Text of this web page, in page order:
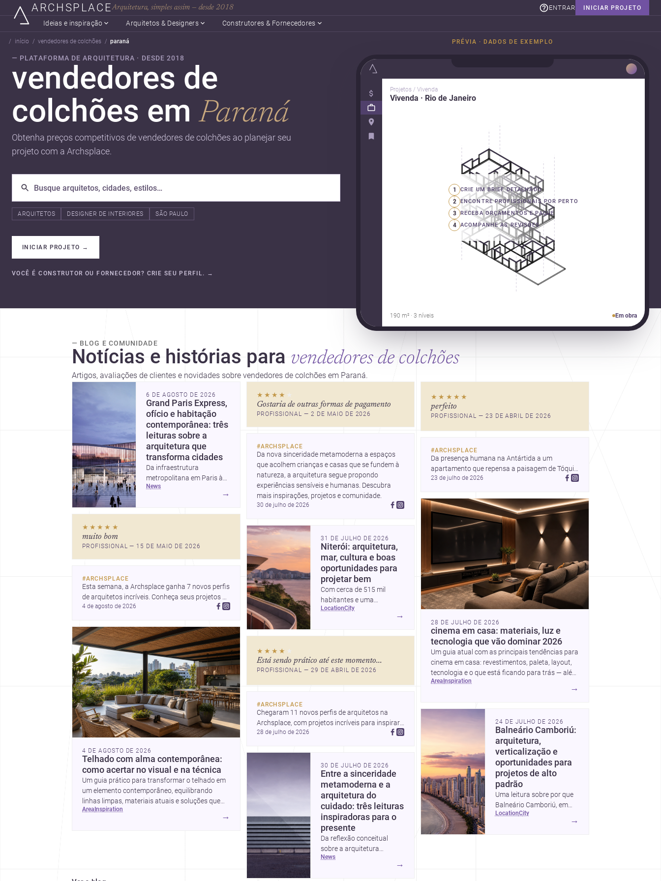
ARCHSPLACEArquitetura, simples assim — desde 2018 INICIAR PROJETO
ENTRAR
Ideias e inspiração Arquitetos & Designers Construtores & Fornecedores
início vendedores de colchões paraná
— PLATAFORMA DE ARQUITETURA · DESDE 2018
vendedores de
colchões emParaná
Obtenha preços competitivos de vendedores de colchões ao planejar seu
projeto com a Archsplace.
ARQUITETOS DESIGNER DE INTERIORES SÃO PAULO
INICIAR PROJETO →
VOCÊ É CONSTRUTOR OU FORNECEDOR? CRIE SEU PERFIL. →
PRÉVIA · DADOS DE EXEMPLO
Projetos / Vivenda
Vivenda · Rio de Janeiro
1 CRIE UM BRIEF DETALHADO
2 ENCONTRE PROFISSIONAIS POR PERTO
3 RECEBA ORÇAMENTOS E PAGUE
4 ACOMPANHE AS REVISÕES
190 m² · 3 níveis Em obra
— BLOG E COMUNIDADE
Notícias e histórias para vendedores de colchões
Artigos, avaliações de clientes e novidades sobre vendedores de colchões em Paraná.
6 DE AGOSTO DE 2026
Grand Paris Express,
ofício e habitação
contemporânea: três
leituras sobre a
arquitetura que
transforma cidades
Da infraestrutura
metropolitana em Paris à
valorização do fazer
artesanal e à casa elevada
experiência doméstica. Um
panorama inspirador para
projeto com sensibilidade e
inovação.
news
→
★★★★★
muito bom
PROFISSIONAL — 15 DE MAIO DE 2026
#ARCHSPLACE
Esta semana, a Archsplace ganha 7 novos perfis
de arquitetos incríveis. Conheça seus projetos
recentes, inspire-se com seus trabalhos e
ideias em espaços.
4 de agosto de 2026
4 DE AGOSTO DE 2026
Telhado com alma contemporânea:
como acertar no visual e na técnica
Um guia prático para transformar o telhado em
um elemento contemporâneo, equilibrando
linhas limpas, materiais atuais e soluções que
valorizam a fachada e o conforto da casa.
area inspiration
→
★★★★ ★
Gostaria de outras formas de pagamento
PROFISSIONAL — 2 DE MAIO DE 2026
#ARCHSPLACE
Da nova sinceridade metamoderna a espaços
que acolhem crianças e casas que se fundem à
natureza, a arquitetura segue propondo
experiências sensíveis e humanas. Descubra
mais inspirações, projetos e comunidade.
30 de julho de 2026
31 DE JULHO DE 2026
Niterói: arquitetura,
mar, cultura e boas
oportunidades para
projetar bem
Com cerca de 515 mil
habitantes e uma
paisagem marcada por
vista para a Baía de
Guanabara e um mercado
location city
→
★★★★ ★
Está sendo prático até este momento...
PROFISSIONAL — 29 DE ABRIL DE 2026
#ARCHSPLACE
Chegaram 11 novos perfis de arquitetos na
Archsplace, com projetos incríveis para inspirar
você. Conheça cada perfil e descubra novas
28 de julho de 2026
30 DE JULHO DE 2026
Entre a sinceridade
metamoderna e a
arquitetura do
cuidado: três leituras
inspiradoras para o
presente
Da reflexão conceitual
sobre a arquitetura
metamoderna a dois
escala humana, bem-estar
caminhos sensíveis para a
uso e emoção com mais
profundidade.
news
→
★★★★★
perfeito
PROFISSIONAL — 23 DE ABRIL DE 2026
#ARCHSPLACE
Da presença humana na Antártida a um
apartamento que repensa a paisagem de Tóquio
e uma casa em Amã integrada ao terreno.
comunidade na Archsplace.
23 de julho de 2026
28 DE JULHO DE 2026
cinema em casa: materiais, luz e
tecnologia que vão dominar 2026
Um guia atual com as principais tendências para
cinema em casa: revestimentos, paleta, layout,
tecnologia e o que está ficando para trás — além
de ideias simples para atualizar sem reforma
area inspiration
→
24 DE JULHO DE 2026
Balneário Camboriú:
arquitetura,
verticalização e
oportunidades para
projetos de alto
padrão
Uma leitura sobre por que
Balneário Camboriú, em
Santa Catarina, virou
location city
→